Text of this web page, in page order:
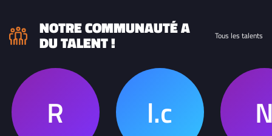
NOTRE COMMUNAUTÉ A
DU TALENT ! Tous les talents